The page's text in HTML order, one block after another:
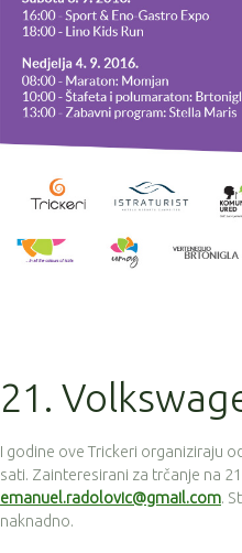
21.
I godine ove Trickeri organiziraju
sati. Zainteresirani za trčanje na
emanuel.radolovic@gmail.com.
naknadno.